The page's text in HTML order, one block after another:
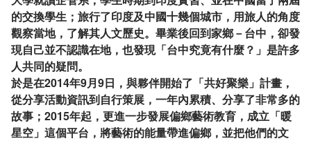
的交換學生；旅行了印度及中國十幾個城市，用旅人的角度
觀察當地，了解其人文歷史。畢業後回到家鄉－台中，卻發
現自己並不認識在地，也發現「台中究竟有什麼？」是許多
人共同的疑問。
於是在2014年9月9日，與夥伴開始了「共好聚樂」計畫，
從分享活動資訊到自行策展，一年內累積、分享了非常多的
故事；2015年起，更進一步發展偏鄉藝術教育，成立「暖
星空」這個平台，將藝術的能量帶進偏鄉，並把他們的文